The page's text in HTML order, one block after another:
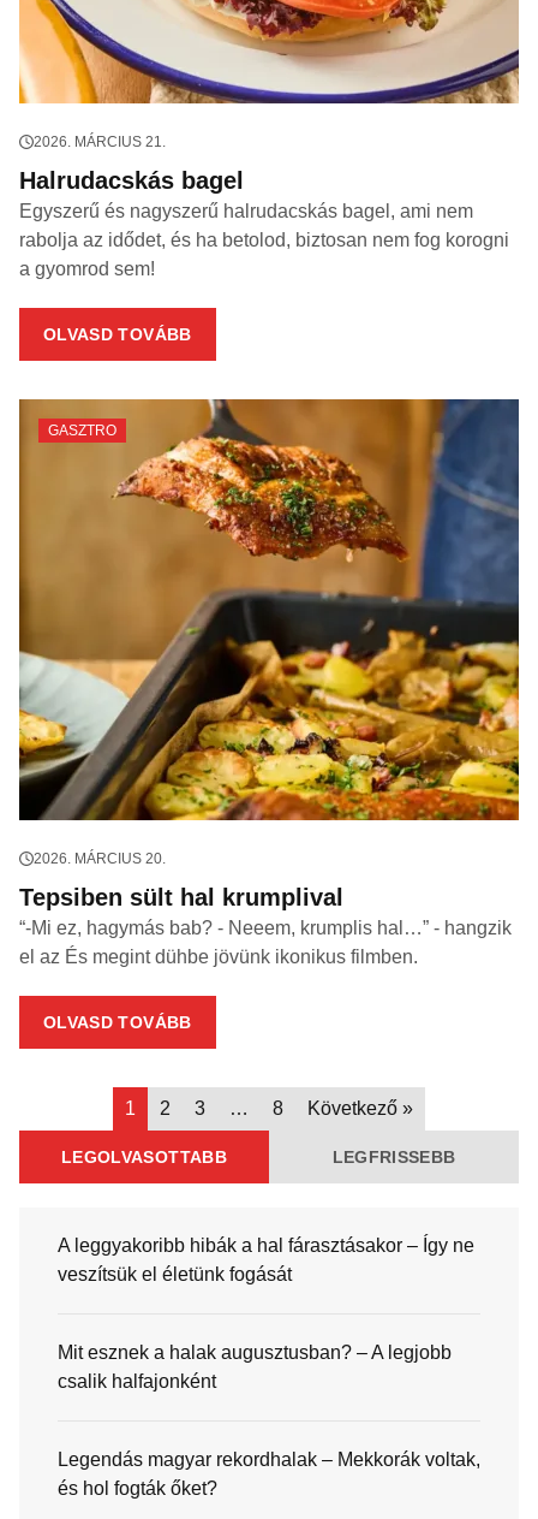
2026. MÁRCIUS 21.
Halrudacskás bagel
Egyszerű és nagyszerű halrudacskás bagel, ami nem
rabolja az idődet, és ha betolod, biztosan nem fog korogni
a gyomrod sem!
OLVASD TOVÁBB
GASZTRO
2026. MÁRCIUS 20.
Tepsiben sült hal krumplival
“-Mi ez, hagymás bab? - Neeem, krumplis hal…” - hangzik
el az És megint dühbe jövünk ikonikus filmben.
OLVASD TOVÁBB
1 2 3 … 8 Következő »
LEGOLVASOTTABB LEGFRISSEBB
A leggyakoribb hibák a hal fárasztásakor – Így ne
veszítsük el életünk fogását
Mit esznek a halak augusztusban? – A legjobb
csalik halfajonként
Legendás magyar rekordhalak – Mekkorák voltak,
és hol fogták őket?